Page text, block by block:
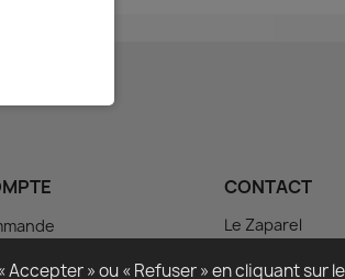
CONTACT
Le Zaparel
11700 Azille
» ou « Refuser » en cliquant sur